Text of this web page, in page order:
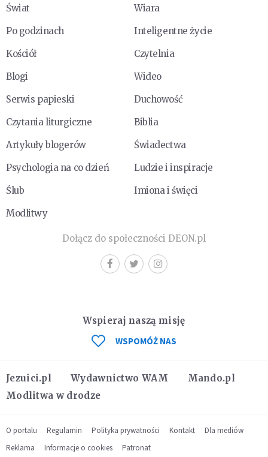
Świat
Wiara
Po godzinach
Inteligentne życie
Kościół
Czytelnia
Blogi
Wideo
Serwis papieski
Duchowość
Czytania liturgiczne
Biblia
Artykuły blogerów
Świadectwa
Psychologia na co dzień
Ludzie i inspiracje
Ślub
Imiona i święci
Modlitwy
Dołącz do społeczności DEON.pl
Jezuici.pl Wydawnictwo WAM
Mando.pl
Modlitwa w drodze
Wspieraj naszą misję
WSPOMÓŻ NAS
O portalu Regulamin Polityka prywatności Kontakt
Dla mediów
Reklama
Informacje o cookies Patronat